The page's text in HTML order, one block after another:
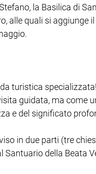
la Basilica di
alle quali si aggiunge
turistica
guidata, ma come
e del significato
in due parti (tre
della Beata